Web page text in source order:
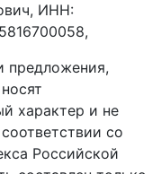
ИНН:
предложения,
характер и не
со
Российской